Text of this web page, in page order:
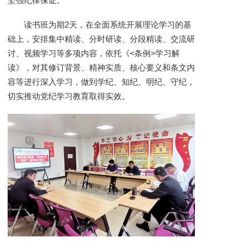
读书班为期2天，在全面系统开展理论学习的基
础上，安排集中精读、分时研读、分段精读、交流研
讨、视频学习等多项内容，依托《<条例>学习解
读》，对其修订背景、精神实质、核心要义和条文内
容等进行深入学习，做到学纪、知纪、明纪、守纪，
切实推动党纪学习教育取得实效。